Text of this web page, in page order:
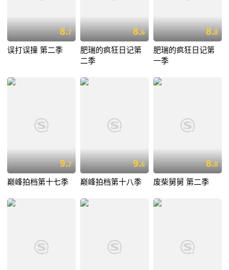
8.7
误打误撞 第二季
8.6
肥瑞的疯狂日记第
二季
8.8
肥瑞的疯狂日记第
一季
9.7
巅峰拍档第十七季
9.6
巅峰拍档第十八季
8.8
废柴舅舅 第二季